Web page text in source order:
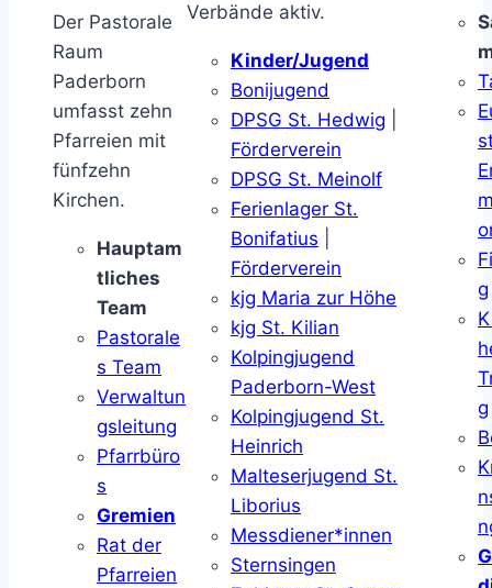
Der Pastorale
Raum
Paderborn
umfasst zehn
Pfarreien mit
fünfzehn
Kirchen.
Hauptam
tliches
Team
Pastorale
s Team
Verwaltun
gsleitung
Pfarrbüro
s
Gremien
Rat der
Pfarreien
Verbände aktiv.
Kinder/Jugend
Bonijugend
DPSG St. Hedwig
Förderverein
DPSG St. Meinolf
Ferienlager St.
Bonifatius
Förderverein
kjg Maria zur Höhe
kjg St. Kilian
Kolpingjugend
Paderborn-West
Kolpingjugend St.
Heinrich
Malteserjugend St.
Liborius
Messdiener*innen
Sternsingen
g
g